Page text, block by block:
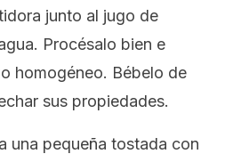
junto al jugo de
Procésalo bien e
homogéneo. Bébelo de
sus propiedades.
una pequeña tostada con